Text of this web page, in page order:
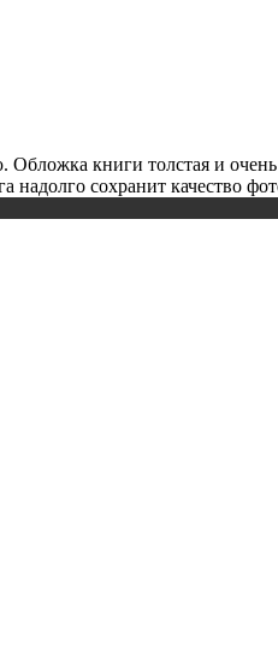
книги толстая и
сохранит качество